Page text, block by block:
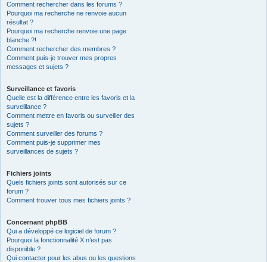
Comment rechercher dans les forums ?
Pourquoi ma recherche ne renvoie aucun
résultat ?
Pourquoi ma recherche renvoie une page
blanche ?!
Comment rechercher des membres ?
Comment puis-je trouver mes propres
messages et sujets ?
Surveillance et favoris
Quelle est la différence entre les favoris et la
surveillance ?
Comment mettre en favoris ou surveiller des
sujets ?
Comment surveiller des forums ?
Comment puis-je supprimer mes
surveillances de sujets ?
Fichiers joints
Quels fichiers joints sont autorisés sur ce
forum ?
Comment trouver tous mes fichiers joints ?
Concernant phpBB
Qui a développé ce logiciel de forum ?
Pourquoi la fonctionnalité X n’est pas
disponible ?
Qui contacter pour les abus ou les questions